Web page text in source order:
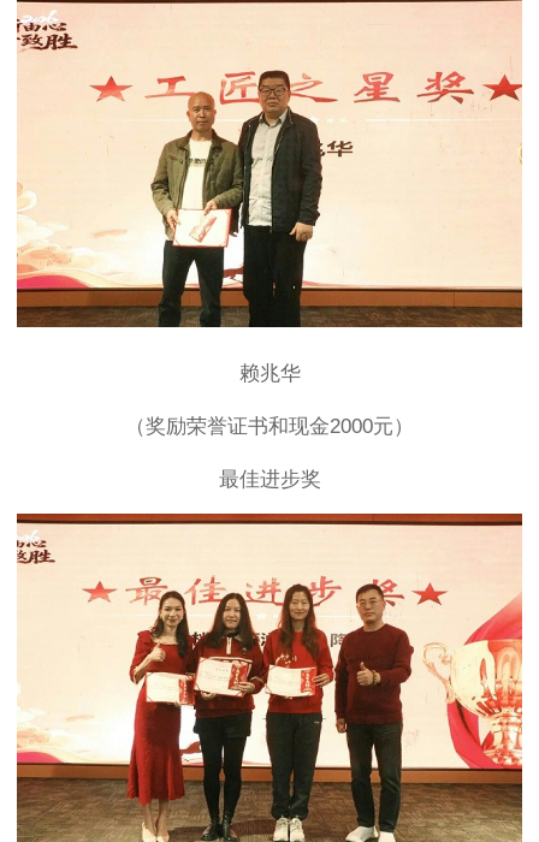
赖兆华
（奖励荣誉证书和现金2000元）
最佳进步奖